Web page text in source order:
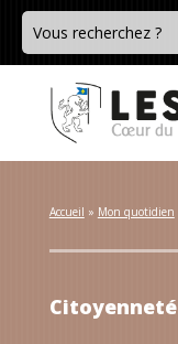
Accueil » Mon quotidien
Citoyenneté